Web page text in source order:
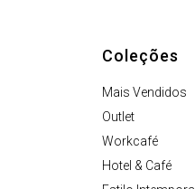
Coleções
Mais Vendidos
Outlet
Workcafé
Hotel & Café